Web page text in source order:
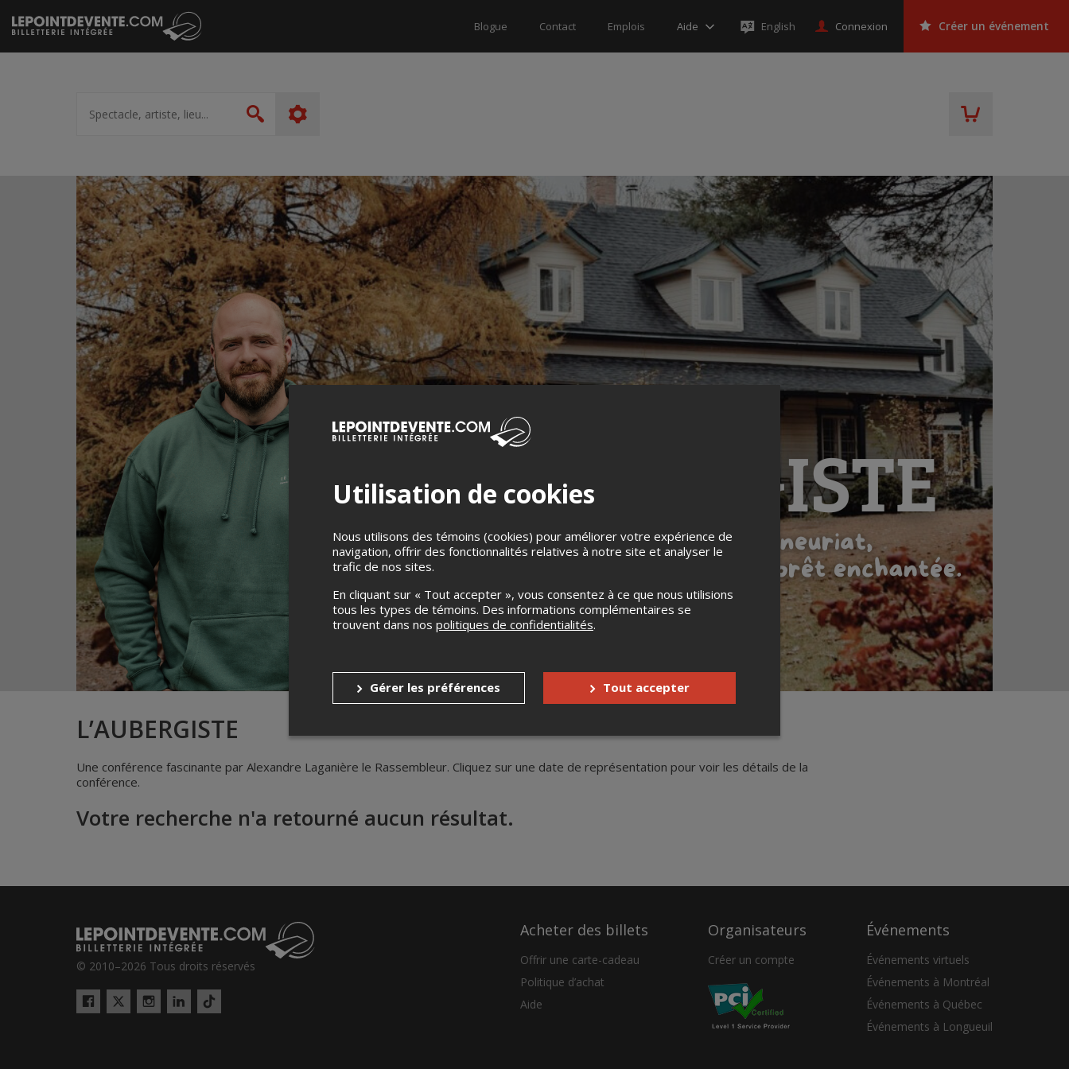
Passer
au
contenu
Blogue Contact Emplois Aide English Connexion Créer un événement
artiste,
lieu...
Rechercher
L’AUBERGISTE
Une conférence fascinante par Alexandre Laganière le Rassembleur. Cliquez sur une date de représentation pour voir les détails de la
conférence.
Votre recherche n'a retourné aucun résultat.
© 2010–2026 Tous droits réservés
Facebook
Twitter
InstagramLinkedIn
Tiktok
Acheter des billets
Offrir une carte-cadeau
Politique d’achat
Aide
Organisateurs
Créer un compte
Événements
Événements virtuels
Événements à Montréal
Événements à Québec
Événements à Longueuil
Utilisation de cookies
Nous utilisons des témoins (cookies) pour améliorer votre expérience de
navigation, offrir des fonctionnalités relatives à notre site et analyser le
trafic de nos sites.
En cliquant sur « Tout accepter », vous consentez à ce que nous utilisions
tous les types de témoins. Des informations complémentaires se
trouvent dans nos politiques de confidentialités.
Gérer les préférences Tout accepter